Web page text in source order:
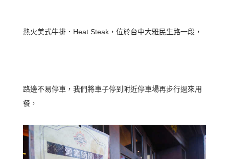
熱火美式牛排．Heat Steak，位於台中大雅民生路一段，
路邊不易停車，我們將車子停到附近停車場再步行過來用
餐，